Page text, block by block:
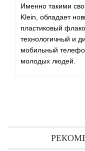
Именно такими
Klein, обладает
пластиковый
технологичный и
мобильный
молодых людей.
Angel Schlesser
Anima Mundi
Anna Sui
Annick Goutal